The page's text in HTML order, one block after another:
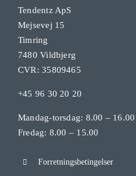
Tendentz ApS
Mejsevej 15
Timring
7480 Vildbjerg
CVR: 35809465
+45 96 30 20 20
Mandag-torsdag: 8.00 – 16.00
Fredag: 8.00 – 15.00
Forretningsbetingelser